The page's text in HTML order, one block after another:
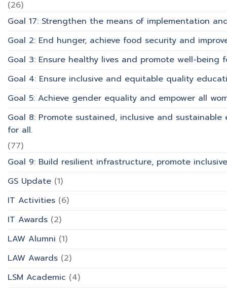
(26)
Goal 17: Strengthen the means of implementation
Goal 2: End hunger, achieve food security and
Goal 3: Ensure healthy lives and promote well-being
Goal 4: Ensure inclusive and equitable quality
Goal 5: Achieve gender equality and empower all
Goal 8: Promote sustained, inclusive and
for all.
(77)
Goal 9: Build resilient infrastructure, promote
GS Update (1)
IT Activities (6)
IT Awards (2)
LAW Alumni (1)
LAW Awards (2)
LSM Academic (4)